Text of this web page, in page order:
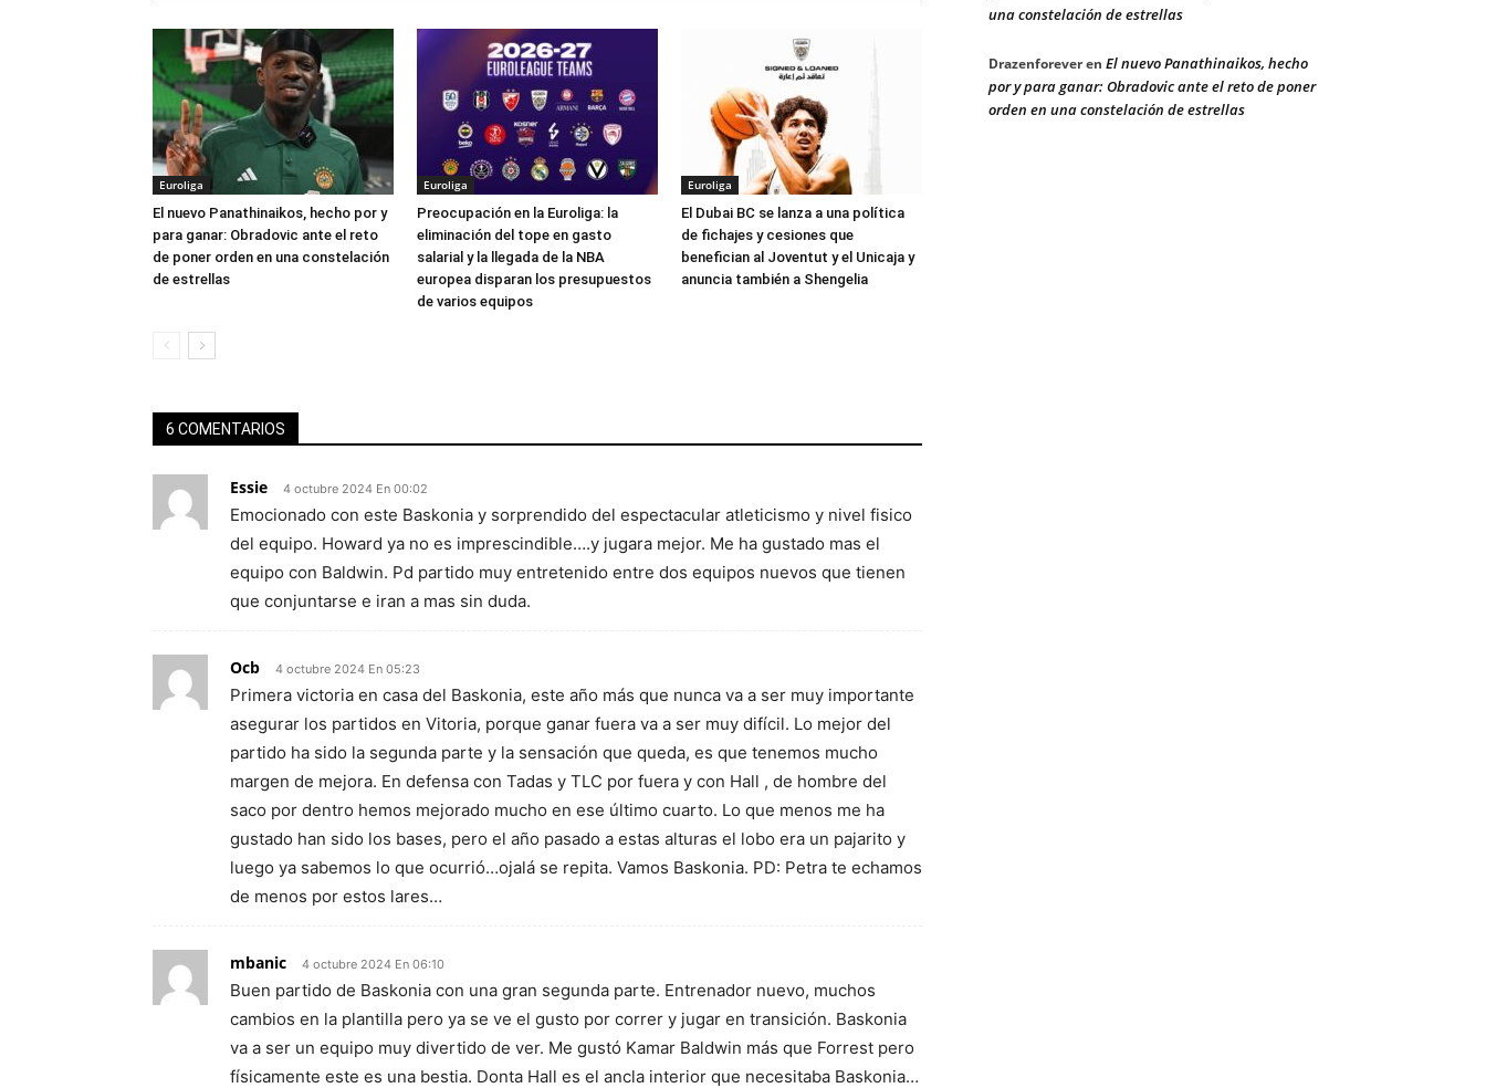
Euroliga
El nuevo Panathinaikos, hecho por y
para ganar: Obradovic ante el reto
de poner orden en una constelación
de estrellas
Euroliga
Preocupación en la Euroliga: la
eliminación del tope en gasto
salarial y la llegada de la NBA
europea disparan los presupuestos
de varios equipos
Euroliga
El Dubai BC se lanza a una política
de fichajes y cesiones que
benefician al Joventut y el Unicaja y
anuncia también a Shengelia
6 COMENTARIOS
Essie 4 octubre 2024 En 00:02
Emocionado con este Baskonia y sorprendido del espectacular atleticismo y nivel fisico
del equipo. Howard ya no es imprescindible….y jugara mejor. Me ha gustado mas el
equipo con Baldwin. Pd partido muy entretenido entre dos equipos nuevos que tienen
que conjuntarse e iran a mas sin duda.
Ocb 4 octubre 2024 En 05:23
Primera victoria en casa del Baskonia, este año más que nunca va a ser muy importante
asegurar los partidos en Vitoria, porque ganar fuera va a ser muy difícil. Lo mejor del
partido ha sido la segunda parte y la sensación que queda, es que tenemos mucho
margen de mejora. En defensa con Tadas y TLC por fuera y con Hall , de hombre del
saco por dentro hemos mejorado mucho en ese último cuarto. Lo que menos me ha
gustado han sido los bases, pero el año pasado a estas alturas el lobo era un pajarito y
luego ya sabemos lo que ocurrió…ojalá se repita. Vamos Baskonia. PD: Petra te echamos
de menos por estos lares…
mbanic 4 octubre 2024 En 06:10
Buen partido de Baskonia con una gran segunda parte. Entrenador nuevo, muchos
cambios en la plantilla pero ya se ve el gusto por correr y jugar en transición. Baskonia
va a ser un equipo muy divertido de ver. Me gustó Kamar Baldwin más que Forrest pero
físicamente este es una bestia. Donta Hall es el ancla interior que necesitaba Baskonia…
una constelación de estrellas
Drazenforeveren El nuevo Panathinaikos, hecho
por y para ganar: Obradovic ante el reto de poner
orden en una constelación de estrellas